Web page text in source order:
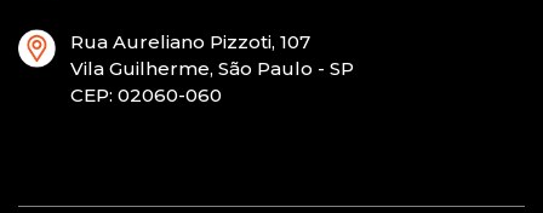
Rua Aureliano Pizzoti, 107
Vila Guilherme, São Paulo - SP
CEP: 02060-060